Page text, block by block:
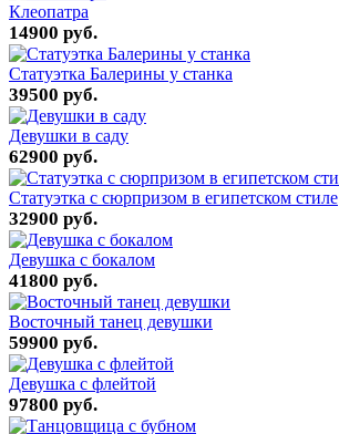
Клеопатра
14900 руб.
Статуэтка Балерины у станка
39500 руб.
Девушки в саду
62900 руб.
Статуэтка с сюрпризом в египетском стиле
32900 руб.
Девушка с бокалом
41800 руб.
Восточный танец девушки
59900 руб.
Девушка с флейтой
97800 руб.